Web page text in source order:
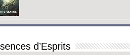
d’Esprits